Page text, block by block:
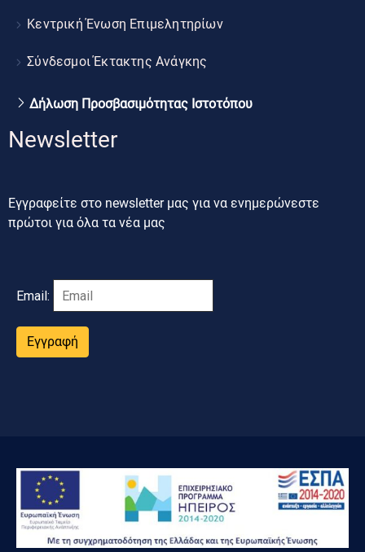
Κεντρική Ένωση Επιμελητηρίων
Σύνδεσμοι Έκτακτης Ανάγκης
Δήλωση Προσβασιμότητας Ιστοτόπου
Newsletter
Εγγραφείτε στο newsletter μας για να ενημερώνεστε
πρώτοι για όλα τα νέα μας
Email:
Εγγραφή